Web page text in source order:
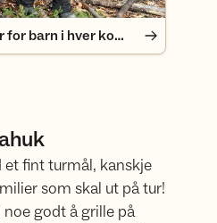
Turboturer - 10 turer for barn i hver kommune
et fint turmål, kanskje
som skal ut på tur!
godt å grille på